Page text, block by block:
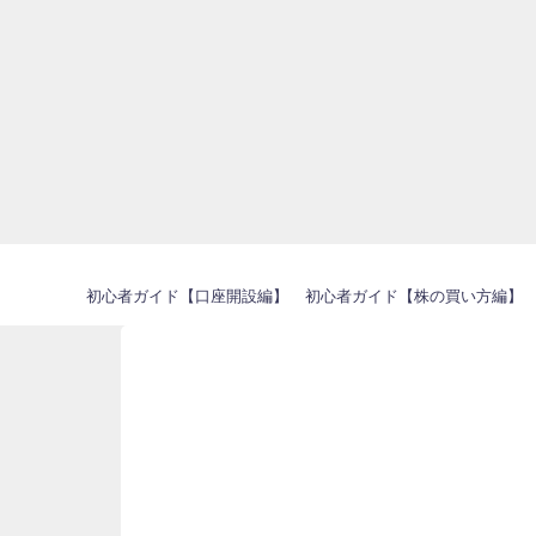
初心者ガイド【口座開設編】 初心者ガイド【株の買い方編】